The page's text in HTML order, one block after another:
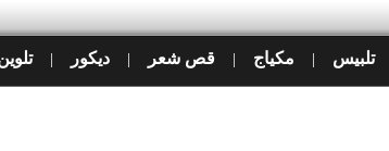
تلبيس | مكياج | قص شعر | ديكور |